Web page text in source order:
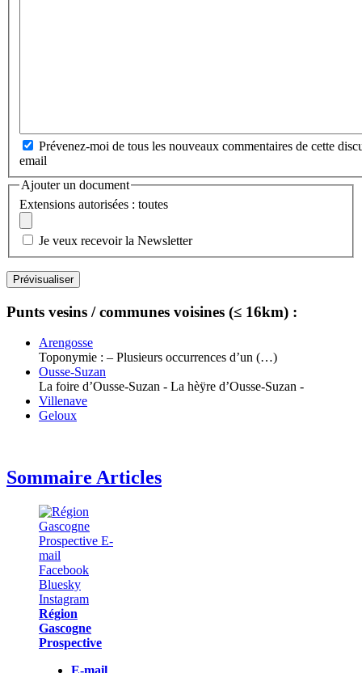
Prévenez-moi de tous les nouveaux commentaires de cette
email
Ajouter un document
Extensions autorisées : toutes
Je veux recevoir la Newsletter
Punts vesins / communes voisines (≤ 16km) :
Arengosse
Toponymie : – Plusieurs occurrences d’un (…)
Ousse-Suzan
La foire d’Ousse-Suzan - La hèÿre d’Ousse-Suzan -
Villenave
Geloux
Sommaire Articles
Région
Gascogne
Prospective